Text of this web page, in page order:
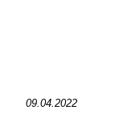
09.04.2022